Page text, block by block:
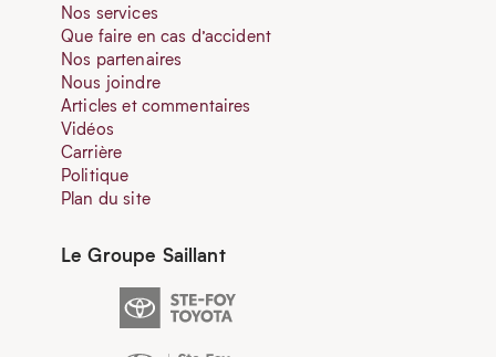
Nos services
Que faire en cas d’accident
Nos partenaires
Nous joindre
Articles et commentaires
Vidéos
Carrière
Politique
Plan du site
Le Groupe Saillant